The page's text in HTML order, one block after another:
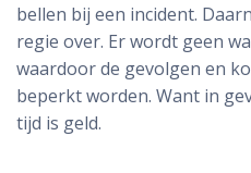
bellen bij een incident.
regie over. Er wordt geen
waardoor de gevolgen en
beperkt worden. Want in
tijd is geld.